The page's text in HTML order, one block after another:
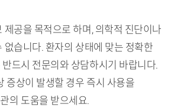
제공을 목적으로 하며, 의학적 진단이나
없습니다. 환자의 상태에 맞는 정확한
드시 전문의와 상담하시기 바랍니다.
증상이 발생할 경우 즉시 사용을
의 도움을 받으세요.